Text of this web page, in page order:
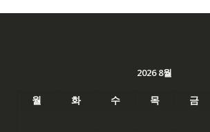
2026 8월
월 화 수 목 금